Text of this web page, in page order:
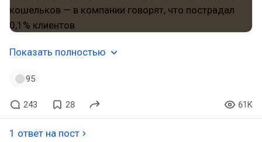
Показать полностью
95
243 28 61K
1 ответ на пост